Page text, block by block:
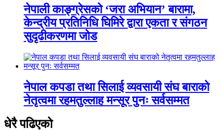
नेपाली काङ्ग्रेसको ‘जरा अभियान’ बारामा,
केन्द्रीय प्रतिनिधि घिमिरे द्वारा एकता र संगठन
सुदृढीकरणमा जोड
नेपाल कपडा तथा सिलाई व्यवसायी संघ बाराको
नेतृत्वमा रहमतुल्लाह मन्सूर पुनः सर्वसम्मत
धेरै पढिएको